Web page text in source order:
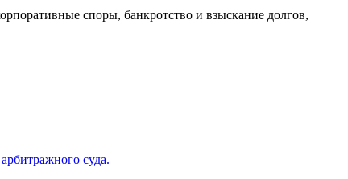
споры, банкротство и взыскание долгов,
суда.